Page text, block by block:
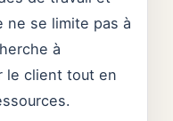
ne se limite pas à
à
le client tout en